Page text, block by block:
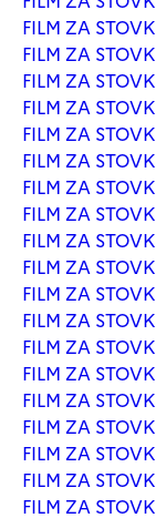
FILM ZA
FILM ZA
FILM ZA
FILM ZA
FILM ZA
FILM ZA
FILM ZA
FILM ZA
FILM ZA
FILM ZA
FILM ZA
FILM ZA
FILM ZA
FILM ZA
FILM ZA
FILM ZA
FILM ZA
FILM ZA
FILM ZA